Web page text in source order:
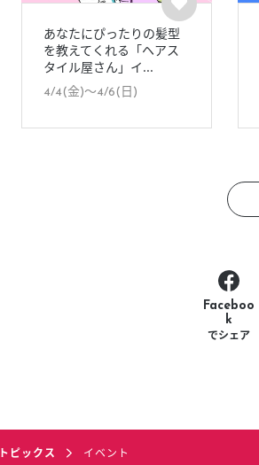
あなたにぴったりの髪型
を教えてくれる「ヘアス
タイル屋さん」イ...
4/4(金)〜4/6(日)
Faceboo
k
でシェア
トピックス イベント